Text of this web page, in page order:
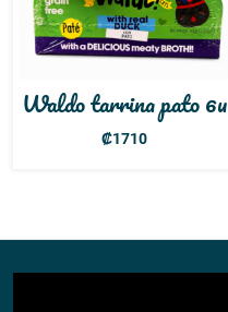
Waldo tarrina pato 6u
₡1710